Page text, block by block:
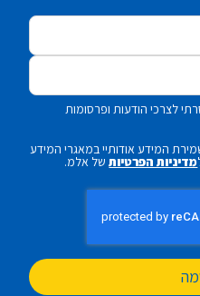
הודעות ופרסומות
המידע אודותיי במאגרי המידע
הפרטיותשל אלמ.